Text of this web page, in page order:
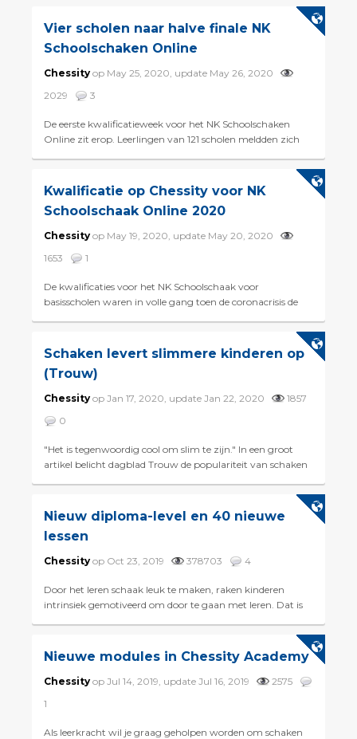
Vier scholen naar halve finale NK
Schoolschaken Online
Chessity op May 25, 2020, update May 26, 2020
2029
3
De eerste kwalificatieweek voor het NK Schoolschaken
Online zit erop. Leerlingen van 121 scholen meldden zich
Kwalificatie op Chessity voor NK
Schoolschaak Online 2020
Chessity op May 19, 2020, update May 20, 2020
1653
1
De kwalificaties voor het NK Schoolschaak voor
basisscholen waren in volle gang toen de coronacrisis de
Schaken levert slimmere kinderen op
(Trouw)
Chessity op Jan 17, 2020, update Jan 22, 2020
1857
0
"Het is tegenwoordig cool om slim te zijn." In een groot
artikel belicht dagblad Trouw de populariteit van schaken
Nieuw diploma-level en 40 nieuwe
lessen
Chessity op Oct 23, 2019 378703 4
Door het leren schaak leuk te maken, raken kinderen
intrinsiek gemotiveerd om door te gaan met leren. Dat is
Nieuwe modules in Chessity Academy
Chessity op Jul 14, 2019, update Jul 16, 2019
2575
1
Als leerkracht wil je graag geholpen worden om schaken